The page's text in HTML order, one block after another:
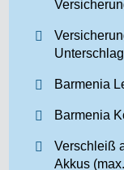
Barmenia
Barmenia
Verschleiß
Akkus